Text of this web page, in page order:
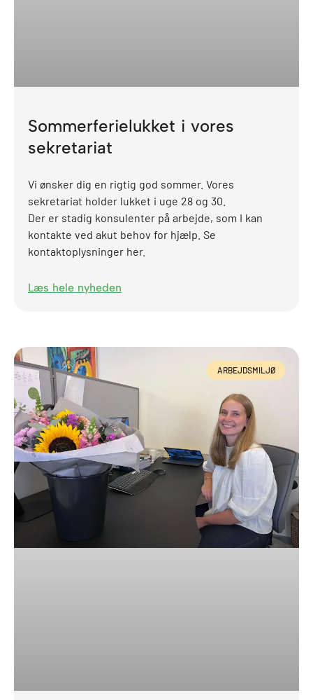
Sommerferielukket i vores
sekretariat
Vi ønsker dig en rigtig god sommer. Vores
sekretariat holder lukket i uge 28 og 30.
Der er stadig konsulenter på arbejde, som I kan
kontakte ved akut behov for hjælp. Se
kontaktoplysninger her.
Læs hele nyheden
ARBEJDSMILJØ